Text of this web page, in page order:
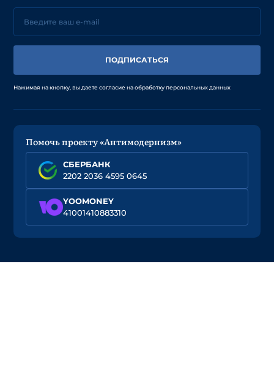
ПОДПИСАТЬСЯ
Нажимая на кнопку, вы даете согласие на обработку персональных данных
Помочь проекту «Антимодернизм»
СБЕРБАНК
2202 2036 4595 0645
YOOMONEY
41001410883310